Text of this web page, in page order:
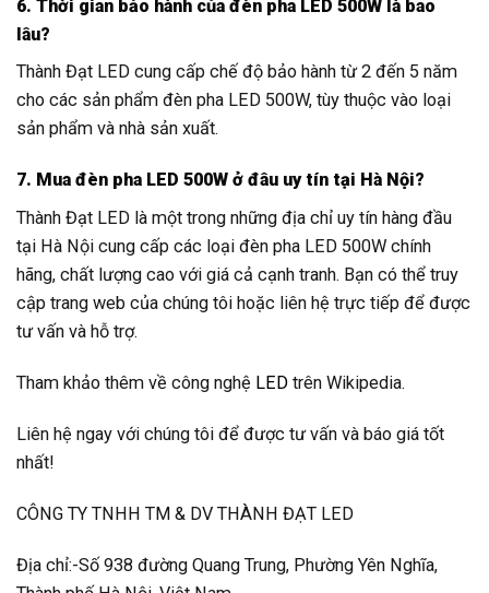
6. Thời gian bảo hành của đèn pha LED 500W là bao
lâu?
Thành Đạt LED cung cấp chế độ bảo hành từ 2 đến 5 năm
cho các sản phẩm đèn pha LED 500W, tùy thuộc vào loại
sản phẩm và nhà sản xuất.
7. Mua đèn pha LED 500W ở đâu uy tín tại Hà Nội?
Thành Đạt LED là một trong những địa chỉ uy tín hàng đầu
tại Hà Nội cung cấp các loại đèn pha LED 500W chính
hãng, chất lượng cao với giá cả cạnh tranh. Bạn có thể truy
cập trang web của chúng tôi hoặc liên hệ trực tiếp để được
tư vấn và hỗ trợ.
Tham khảo thêm về công nghệ LED trên Wikipedia.
Liên hệ ngay với chúng tôi để được tư vấn và báo giá tốt
nhất!
CÔNG TY TNHH TM & DV THÀNH ĐẠT LED
Địa chỉ:-Số 938 đường Quang Trung, Phường Yên Nghĩa,